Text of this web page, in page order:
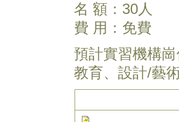
名 額：30人
費 用：免費
預計實習機構
教育、設計/藝